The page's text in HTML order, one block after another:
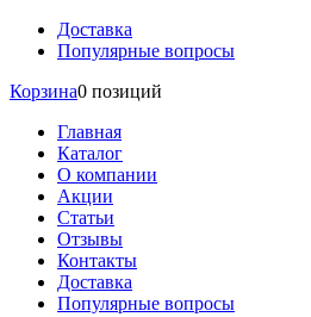
Доставка
Популярные вопросы
Корзина0 позиций
Главная
Каталог
О компании
Акции
Статьи
Отзывы
Контакты
Доставка
Популярные вопросы